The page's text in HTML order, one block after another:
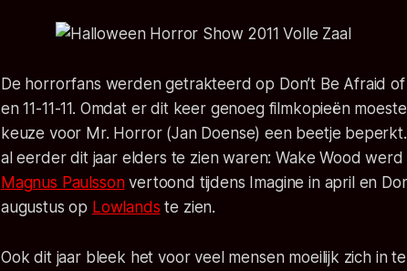
De horrorfans werden getrakteerd op Don’t Be Afraid
en 11-11-11. Omdat er dit keer genoeg filmkopieën
keuze voor Mr. Horror (Jan Doense) een beetje
al eerder dit jaar elders te zien waren: Wake Wood
Magnus Paulssonvertoond tijdens Imagine in april en
augustus op Lowlands te zien.
Ook dit jaar bleek het voor veel mensen moeilijk zich in